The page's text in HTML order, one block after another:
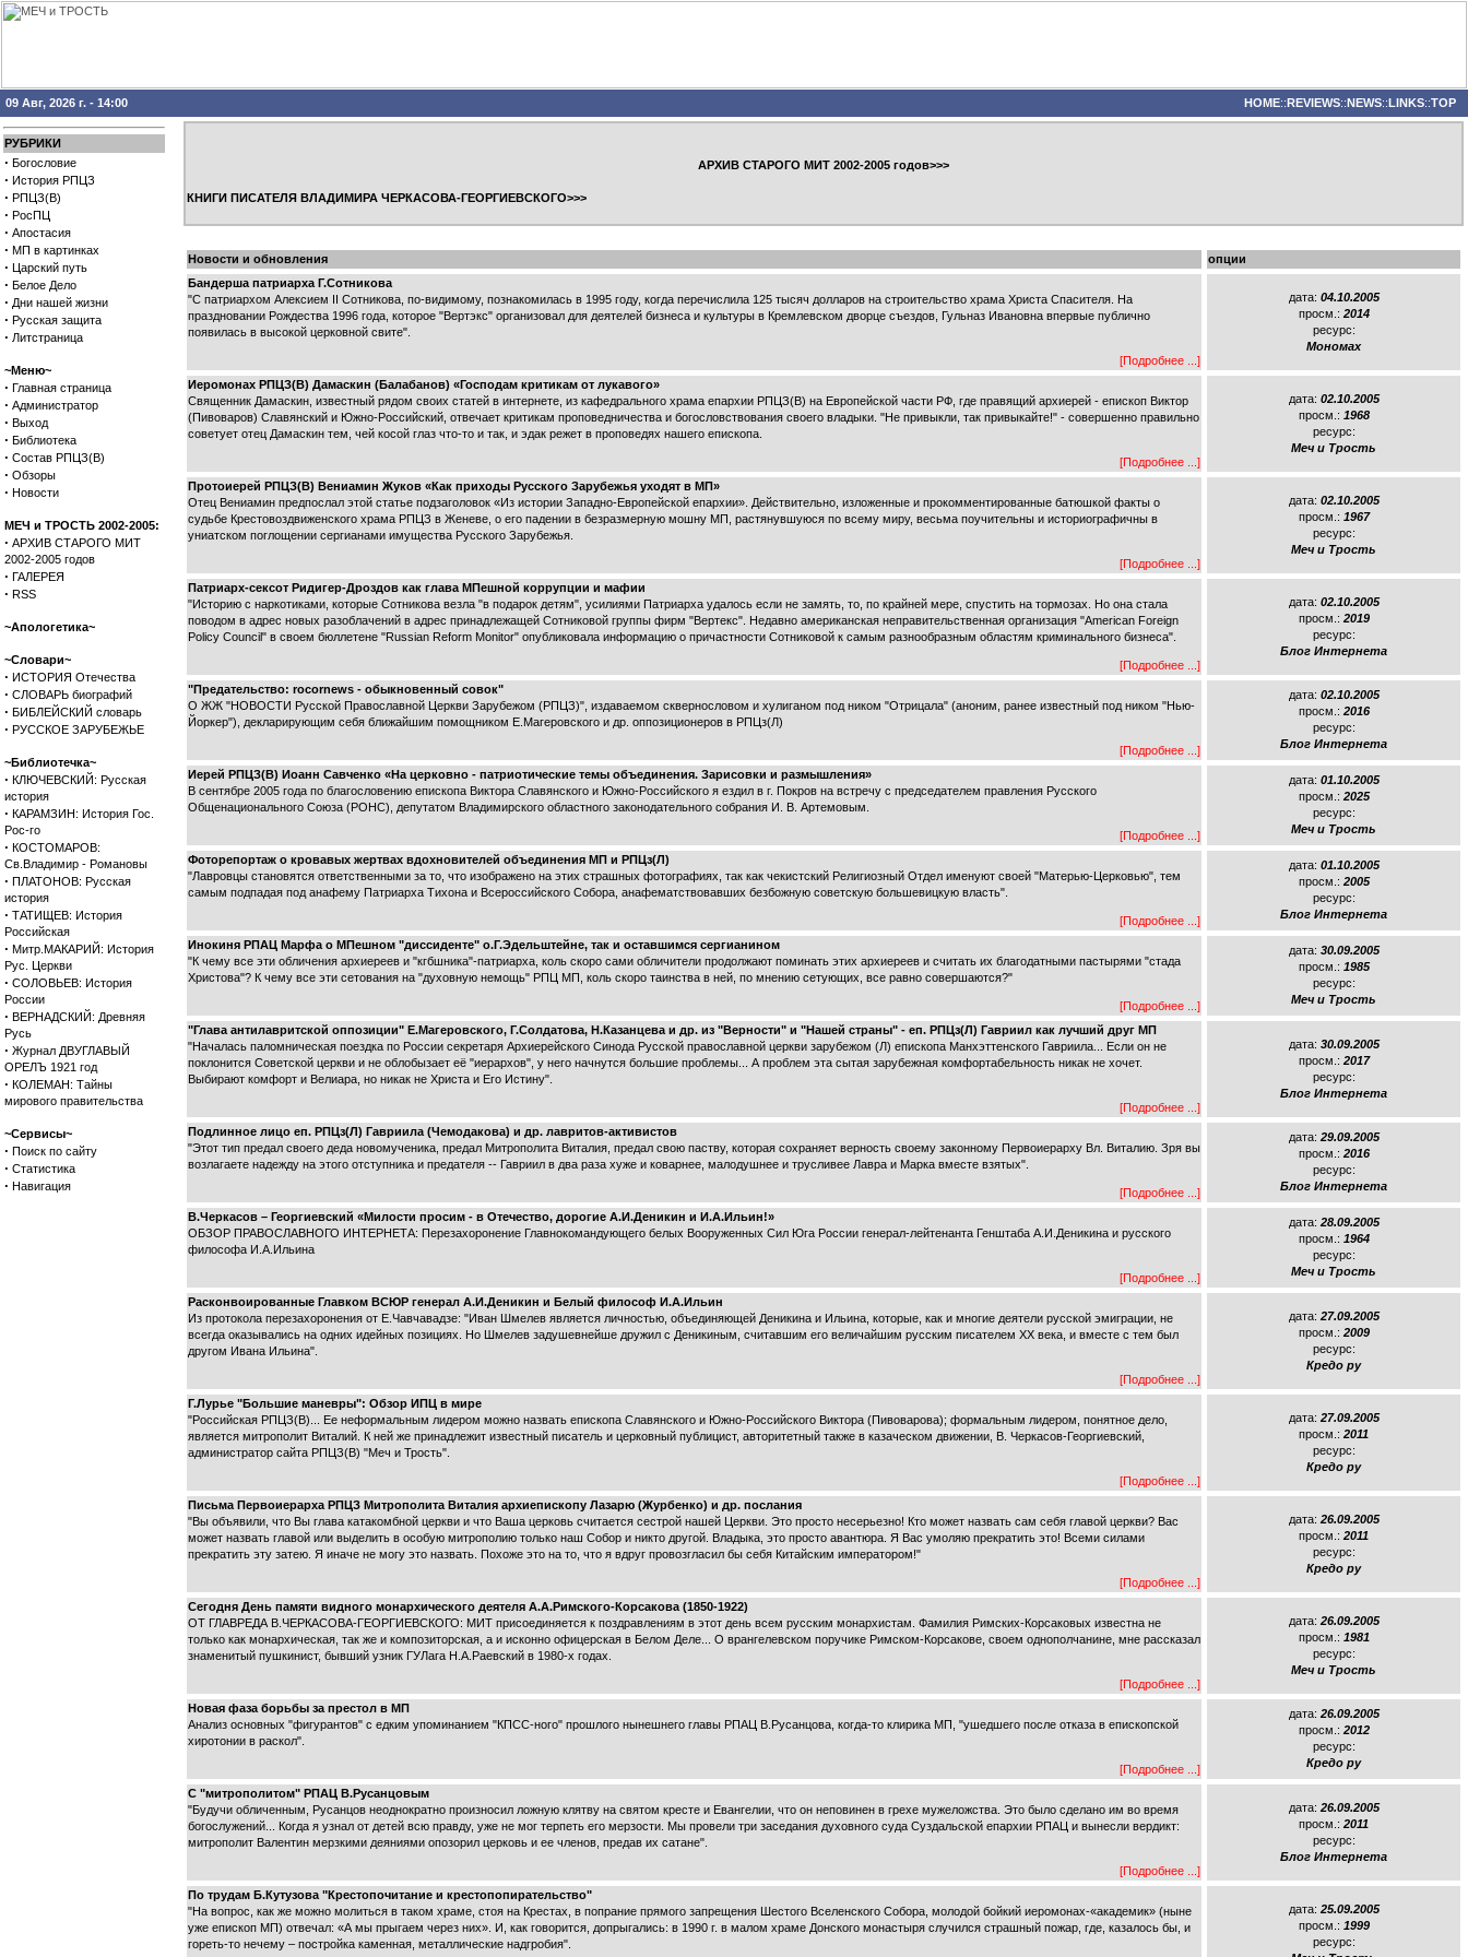
09 Авг, 2026 г. - 14:00 HOME::REVIEWS::NEWS::LINKS::TOP
РУБРИКИ
· Богословие
· История РПЦЗ
· РПЦЗ(В)
· РосПЦ
· Апостасия
· МП в картинках
· Царский путь
· Белое Дело
· Дни нашей жизни
· Русская защита
· Литстраница
~Меню~
· Главная страница
· Администратор
· Выход
· Библиотека
· Состав РПЦЗ(В)
· Обзоры
· Новости
МЕЧ и ТРОСТЬ 2002-2005:
· АРХИВ СТАРОГО МИТ
2002-2005 годов
· ГАЛЕРЕЯ
· RSS
~Апологетика~
~Словари~
· ИСТОРИЯ Отечества
· СЛОВАРЬ биографий
· БИБЛЕЙСКИЙ словарь
· РУССКОЕ ЗАРУБЕЖЬЕ
~Библиотечка~
· КЛЮЧЕВСКИЙ: Русская
история
· КАРАМЗИН: История Гос.
Рос-го
· КОСТОМАРОВ:
Св.Владимир - Романовы
· ПЛАТОНОВ: Русская
история
· ТАТИЩЕВ: История
Российская
· Митр.МАКАРИЙ: История
Рус. Церкви
· СОЛОВЬЕВ: История
России
· ВЕРНАДСКИЙ: Древняя
Русь
· Журнал ДВУГЛАВЫЙ
ОРЕЛЪ 1921 год
· КОЛЕМАН: Тайны
мирового правительства
~Сервисы~
· Поиск по сайту
· Статистика
· Навигация
АРХИВ СТАРОГО МИТ 2002-2005 годов>>>
КНИГИ ПИСАТЕЛЯ ВЛАДИМИРА ЧЕРКАСОВА-ГЕОРГИЕВСКОГО>>>
Новости и обновления
опции
Бандерша патриарха Г.Сотникова
"С патриархом Алексием II Сотникова, по-видимому, познакомилась в 1995 году, когда перечислила 125 тысяч долларов на строительство храма Христа Спасителя. На
праздновании Рождества 1996 года, которое "Вертэкс" организовал для деятелей бизнеса и культуры в Кремлевском дворце съездов, Гульназ Ивановна впервые публично
появилась в высокой церковной свите".
[Подробнее ...]
дата: 04.10.2005
просм.: 2014
ресурс:
Мономах
Иеромонах РПЦЗ(В) Дамаскин (Балабанов) «Господам критикам от лукавого»
Священник Дамаскин, известный рядом своих статей в интернете, из кафедрального храма епархии РПЦЗ(В) на Европейской части РФ, где правящий архиерей - епископ Виктор
(Пивоваров) Славянский и Южно-Российский, отвечает критикам проповедничества и богословствования своего владыки. "Не привыкли, так привыкайте!" - совершенно правильно
советует отец Дамаскин тем, чей косой глаз что-то и так, и эдак режет в проповедях нашего епископа.
[Подробнее ...]
дата: 02.10.2005
просм.: 1968
ресурс:
Меч и Трость
Протоиерей РПЦЗ(В) Вениамин Жуков «Как приходы Русского Зарубежья уходят в МП»
Отец Вениамин предпослал этой статье подзаголовок «Из истории Западно-Европейской епархии». Действительно, изложенные и прокомментированные батюшкой факты о
судьбе Крестовоздвиженского храма РПЦЗ в Женеве, о его падении в безразмерную мошну МП, растянувшуюся по всему миру, весьма поучительны и историографичны в
униатском поглощении сергианами имущества Русского Зарубежья.
[Подробнее ...]
дата: 02.10.2005
просм.: 1967
ресурс:
Меч и Трость
Патриарх-сексот Ридигер-Дроздов как глава МПешной коррупции и мафии
"Историю с наркотиками, которые Сотникова везла "в подарок детям", усилиями Патриарха удалось если не замять, то, по крайней мере, спустить на тормозах. Но она стала
поводом в адрес новых разоблачений в адрес принадлежащей Сотниковой группы фирм "Вертекс". Недавно американская неправительственная организация "American Foreign
Policy Council" в своем бюллетене "Russian Reform Monitor" опубликовала информацию о причастности Сотниковой к самым разнообразным областям криминального бизнеса".
[Подробнее ...]
дата: 02.10.2005
просм.: 2019
ресурс:
Блог Интернета
"Предательство: rocornews - обыкновенный совок"
О ЖЖ "НОВОСТИ Русской Православной Церкви Зарубежом (РПЦЗ)", издаваемом сквернословом и хулиганом под ником "Отрицала" (аноним, ранее известный под ником "Нью-
Йоркер"), декларирующим себя ближайшим помощником Е.Магеровского и др. оппозиционеров в РПЦз(Л)
[Подробнее ...]
дата: 02.10.2005
просм.: 2016
ресурс:
Блог Интернета
Иерей РПЦЗ(В) Иоанн Савченко «На церковно - патриотические темы объединения. Зарисовки и размышления»
В сентябре 2005 года по благословению епископа Виктора Славянского и Южно-Российского я ездил в г. Покров на встречу с председателем правления Русского
Общенационального Союза (РОНС), депутатом Владимирского областного законодательного собрания И. В. Артемовым.
[Подробнее ...]
дата: 01.10.2005
просм.: 2025
ресурс:
Меч и Трость
Фоторепортаж о кровавых жертвах вдохновителей объединения МП и РПЦз(Л)
"Лавровцы становятся ответственными за то, что изображено на этих страшных фотографиях, так как чекистский Религиозный Отдел именуют своей "Матерью-Церковью", тем
самым подпадая под анафему Патриарха Тихона и Всероссийского Собора, анафематствовавших безбожную советскую большевицкую власть".
[Подробнее ...]
дата: 01.10.2005
просм.: 2005
ресурс:
Блог Интернета
Инокиня РПАЦ Марфа о МПешном "диссиденте" о.Г.Эдельштейне, так и оставшимся сергианином
"К чему все эти обличения архиереев и "кгбшника"-патриарха, коль скоро сами обличители продолжают поминать этих архиереев и считать их благодатными пастырями "стада
Христова"? К чему все эти сетования на "духовную немощь" РПЦ МП, коль скоро таинства в ней, по мнению сетующих, все равно совершаются?"
[Подробнее ...]
дата: 30.09.2005
просм.: 1985
ресурс:
Меч и Трость
"Глава антилавритской оппозиции" Е.Магеровского, Г.Солдатова, Н.Казанцева и др. из "Верности" и "Нашей страны" - еп. РПЦз(Л) Гавриил как лучший друг МП
"Началась паломническая поездка по России секретаря Архиерейского Синода Русской православной церкви зарубежом (Л) епископа Манхэттенского Гавриила... Если он не
поклонится Советской церкви и не облобызает её "иерархов", у него начнутся большие проблемы... А проблем эта сытая зарубежная комфортабельность никак не хочет.
Выбирают комфорт и Велиара, но никак не Христа и Его Истину".
[Подробнее ...]
дата: 30.09.2005
просм.: 2017
ресурс:
Блог Интернета
Подлинное лицо еп. РПЦз(Л) Гавриила (Чемодакова) и др. лавритов-активистов
"Этот тип предал своего деда новомученика, предал Митрополита Виталия, предал свою паству, которая сохраняет верность своему законному Первоиерарху Вл. Виталию. Зря вы
возлагаете надежду на этого отступника и предателя -- Гавриил в два раза хуже и коварнее, малодушнее и трусливее Лавра и Марка вместе взятых".
[Подробнее ...]
дата: 29.09.2005
просм.: 2016
ресурс:
Блог Интернета
В.Черкасов – Георгиевский «Милости просим - в Отечество, дорогие А.И.Деникин и И.А.Ильин!»
ОБЗОР ПРАВОСЛАВНОГО ИНТЕРНЕТА: Перезахоронение Главнокомандующего белых Вооруженных Сил Юга России генерал-лейтенанта Генштаба А.И.Деникина и русского
философа И.А.Ильина
[Подробнее ...]
дата: 28.09.2005
просм.: 1964
ресурс:
Меч и Трость
Расконвоированные Главком ВСЮР генерал А.И.Деникин и Белый философ И.А.Ильин
Из протокола перезахоронения от Е.Чавчавадзе: "Иван Шмелев является личностью, объединяющей Деникина и Ильина, которые, как и многие деятели русской эмиграции, не
всегда оказывались на одних идейных позициях. Но Шмелев задушевнейше дружил с Деникиным, считавшим его величайшим русским писателем XX века, и вместе с тем был
другом Ивана Ильина".
[Подробнее ...]
дата: 27.09.2005
просм.: 2009
ресурс:
Кредо ру
Г.Лурье "Большие маневры": Обзор ИПЦ в мире
"Российская РПЦЗ(В)... Ее неформальным лидером можно назвать епископа Славянского и Южно-Российского Виктора (Пивоварова); формальным лидером, понятное дело,
является митрополит Виталий. К ней же принадлежит известный писатель и церковный публицист, авторитетный также в казаческом движении, В. Черкасов-Георгиевский,
администратор сайта РПЦЗ(В) "Меч и Трость".
[Подробнее ...]
дата: 27.09.2005
просм.: 2011
ресурс:
Кредо ру
Письма Первоиерарха РПЦЗ Митрополита Виталия архиепископу Лазарю (Журбенко) и др. послания
"Вы объявили, что Вы глава катакомбной церкви и что Ваша церковь считается сестрой нашей Церкви. Это просто несерьезно! Кто может назвать сам себя главой церкви? Вас
может назвать главой или выделить в особую митрополию только наш Собор и никто другой. Владыка, это просто авантюра. Я Вас умоляю прекратить это! Всеми силами
прекратить эту затею. Я иначе не могу это назвать. Похоже это на то, что я вдруг провозгласил бы себя Китайским императором!"
[Подробнее ...]
дата: 26.09.2005
просм.: 2011
ресурс:
Кредо ру
Сегодня День памяти видного монархического деятеля А.А.Римского-Корсакова (1850-1922)
ОТ ГЛАВРЕДА В.ЧЕРКАСОВА-ГЕОРГИЕВСКОГО: МИТ присоединяется к поздравлениям в этот день всем русским монархистам. Фамилия Римских-Корсаковых известна не
только как монархическая, так же и композиторская, а и исконно офицерская в Белом Деле... О врангелевском поручике Римском-Корсакове, своем однополчанине, мне рассказал
знаменитый пушкинист, бывший узник ГУЛага Н.А.Раевский в 1980-х годах.
[Подробнее ...]
дата: 26.09.2005
просм.: 1981
ресурс:
Меч и Трость
Новая фаза борьбы за престол в МП
Анализ основных "фигурантов" с едким упоминанием "КПСС-ного" прошлого нынешнего главы РПАЦ В.Русанцова, когда-то клирика МП, "ушедшего после отказа в епископской
хиротонии в раскол".
[Подробнее ...]
дата: 26.09.2005
просм.: 2012
ресурс:
Кредо ру
С "митрополитом" РПАЦ В.Русанцовым
"Будучи обличенным, Русанцов неоднократно произносил ложную клятву на святом кресте и Евангелии, что он неповинен в грехе мужеложства. Это было сделано им во время
богослужений... Когда я узнал от детей всю правду, уже не мог терпеть его мерзости. Мы провели три заседания духовного суда Суздальской епархии РПАЦ и вынесли вердикт:
митрополит Валентин мерзкими деяниями опозорил церковь и ее членов, предав их сатане".
[Подробнее ...]
дата: 26.09.2005
просм.: 2011
ресурс:
Блог Интернета
По трудам Б.Кутузова "Крестопочитание и крестопопирательство"
"На вопрос, как же можно молиться в таком храме, стоя на Крестах, в попрание прямого запрещения Шестого Вселенского Собора, молодой бойкий иеромонах-«академик» (ныне
уже епископ МП) отвечал: «А мы прыгаем через них». И, как говорится, допрыгались: в 1990 г. в малом храме Донского монастыря случился страшный пожар, где, казалось бы, и
гореть-то нечему – постройка каменная, металлические надгробия".
дата: 25.09.2005
просм.: 1999
ресурс: